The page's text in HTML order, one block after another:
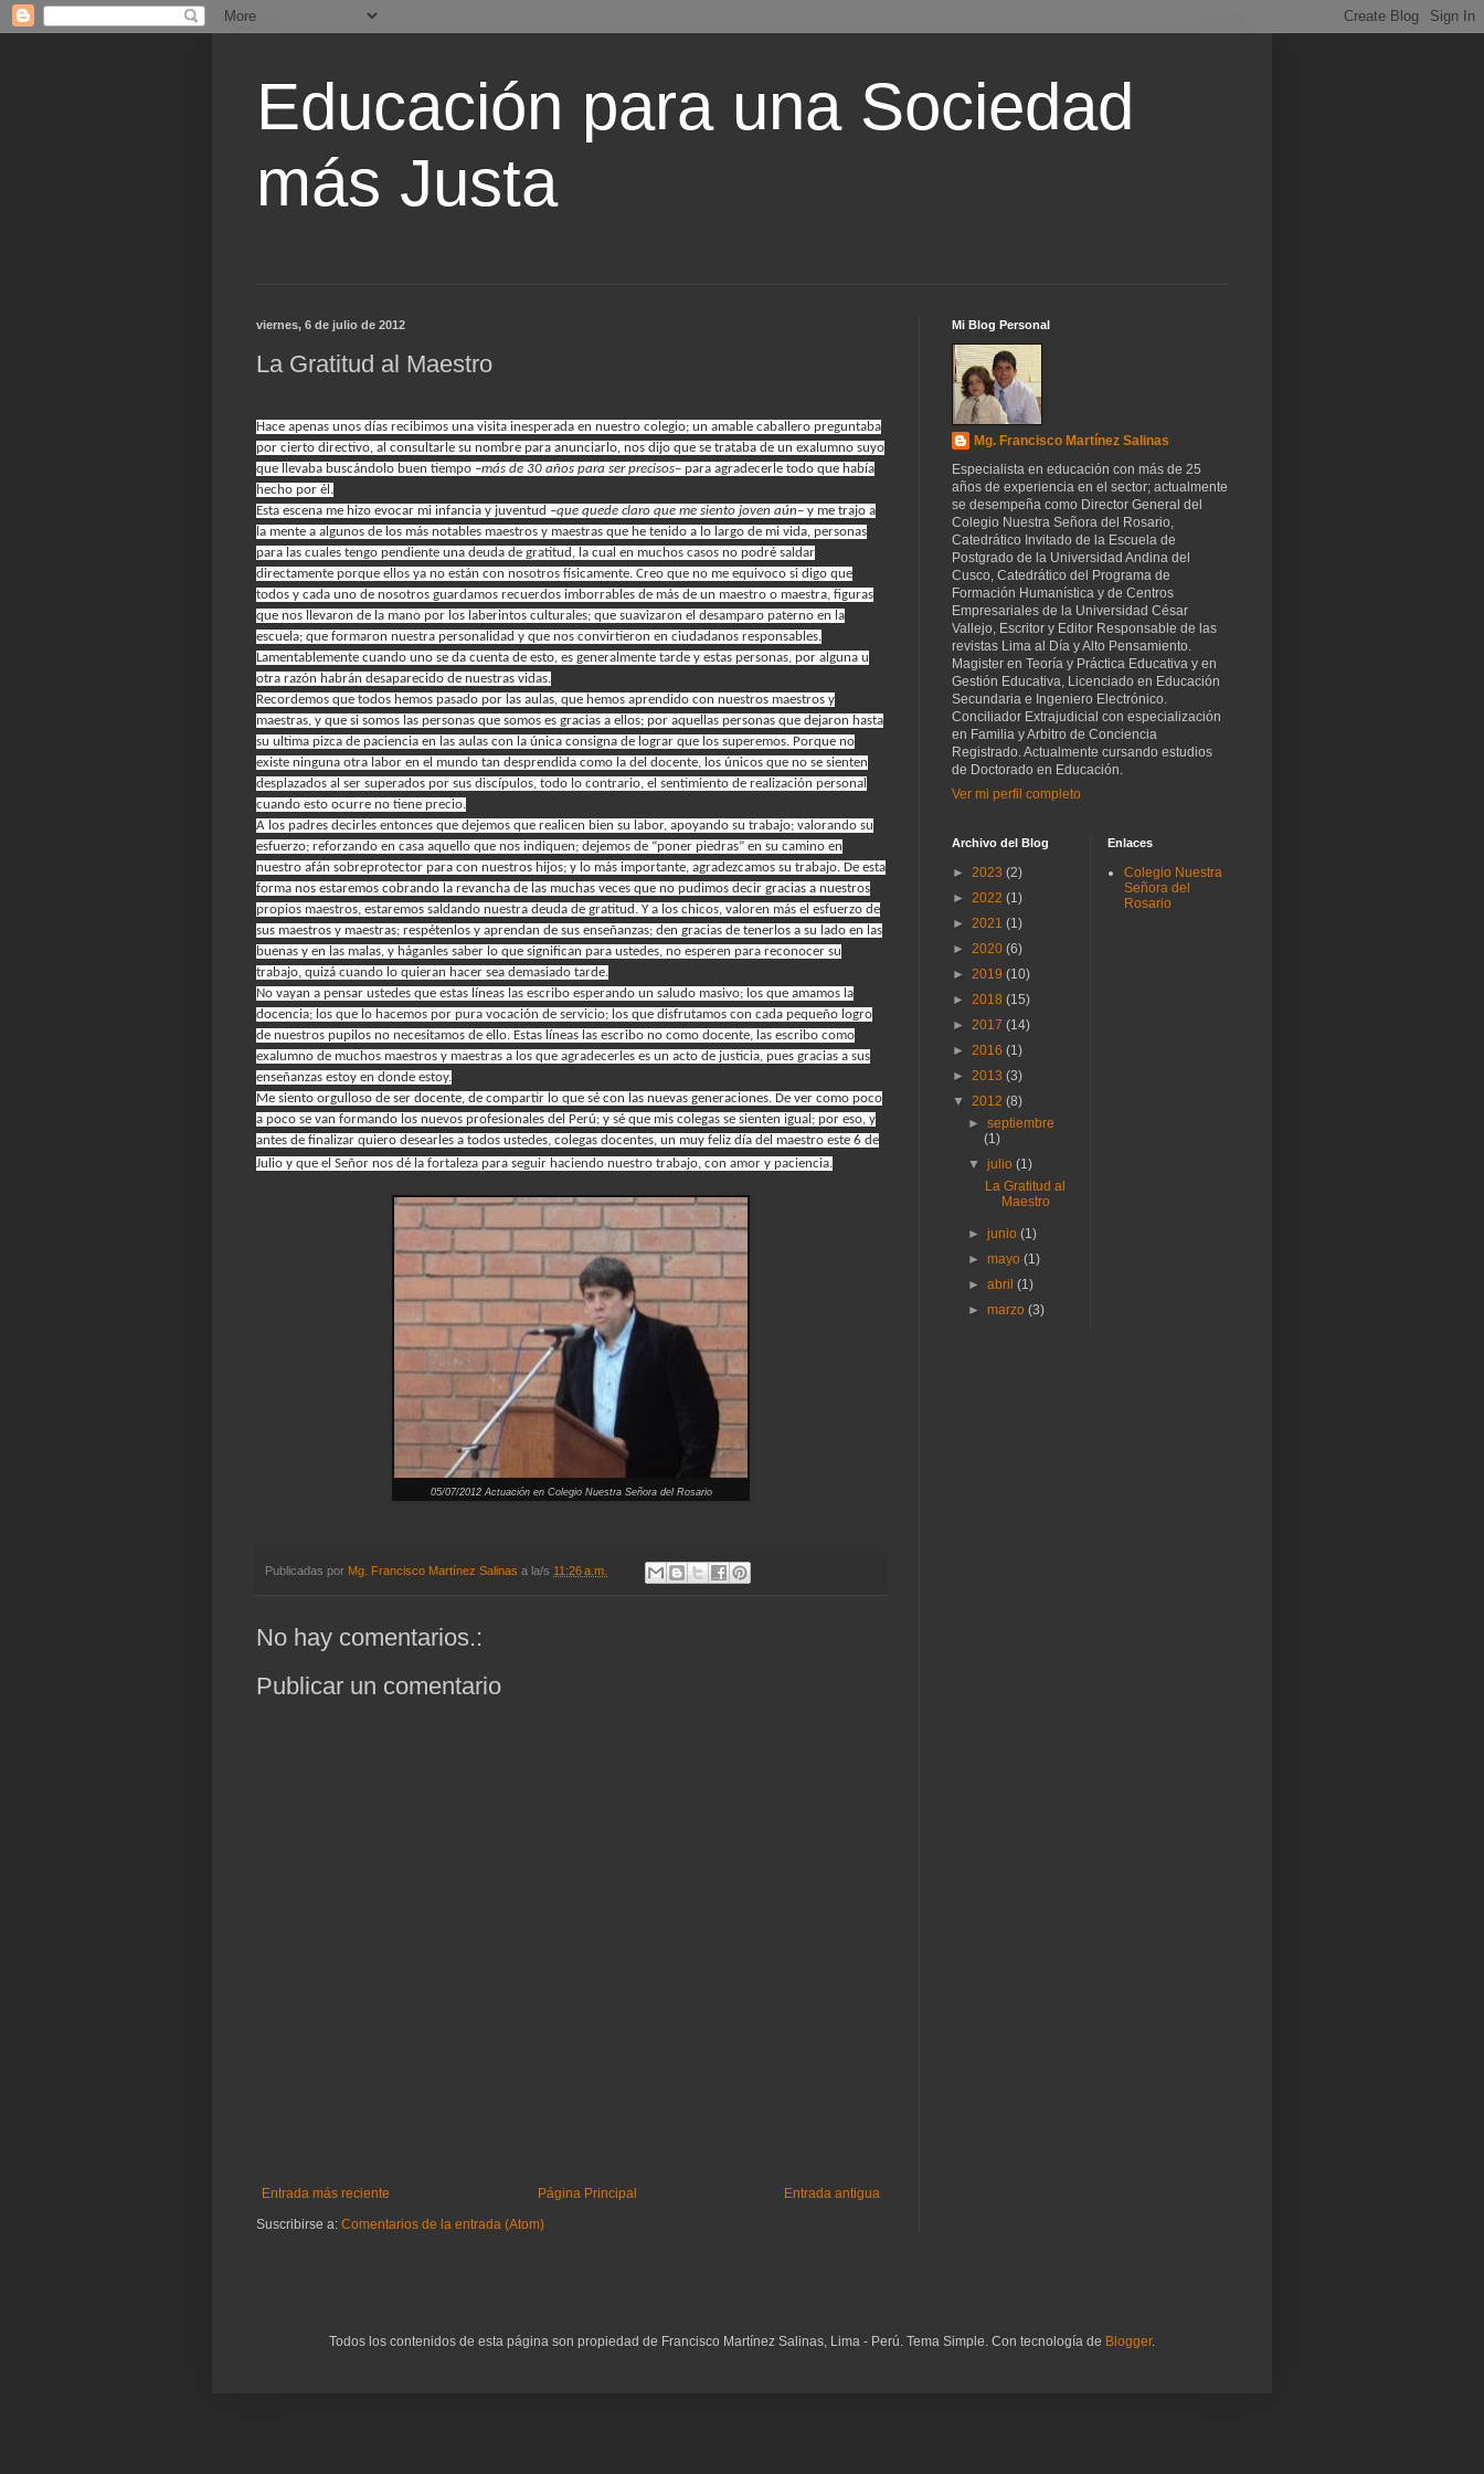
Educación para una Sociedad
más Justa
viernes, 6 de julio de 2012
La Gratitud al Maestro
Hace apenas unos días recibimos una visita inesperada en nuestro colegio; un amable caballero preguntaba
por cierto directivo, al consultarle su nombre para anunciarlo, nos dijo que se trataba de un exalumno suyo
que llevaba buscándolo buen tiempo –más de 30 años para ser precisos– para agradecerle todo que había
hecho por él.
Esta escena me hizo evocar mi infancia y juventud –que quede claro que me siento joven aún– y me trajo a
la mente a algunos de los más notables maestros y maestras que he tenido a lo largo de mi vida, personas
para las cuales tengo pendiente una deuda de gratitud, la cual en muchos casos no podré saldar
directamente porque ellos ya no están con nosotros físicamente. Creo que no me equivoco si digo que
todos y cada uno de nosotros guardamos recuerdos imborrables de más de un maestro o maestra, figuras
que nos llevaron de la mano por los laberintos culturales; que suavizaron el desamparo paterno en la
escuela; que formaron nuestra personalidad y que nos convirtieron en ciudadanos responsables.
Lamentablemente cuando uno se da cuenta de esto, es generalmente tarde y estas personas, por alguna u
otra razón habrán desaparecido de nuestras vidas.
Recordemos que todos hemos pasado por las aulas, que hemos aprendido con nuestros maestros y
maestras, y que si somos las personas que somos es gracias a ellos; por aquellas personas que dejaron hasta
su ultima pizca de paciencia en las aulas con la única consigna de lograr que los superemos. Porque no
existe ninguna otra labor en el mundo tan desprendida como la del docente, los únicos que no se sienten
desplazados al ser superados por sus discípulos, todo lo contrario, el sentimiento de realización personal
cuando esto ocurre no tiene precio.
A los padres decirles entonces que dejemos que realicen bien su labor, apoyando su trabajo; valorando su
esfuerzo; reforzando en casa aquello que nos indiquen; dejemos de “poner piedras” en su camino en
nuestro afán sobreprotector para con nuestros hijos; y lo más importante, agradezcamos su trabajo. De esta
forma nos estaremos cobrando la revancha de las muchas veces que no pudimos decir gracias a nuestros
propios maestros, estaremos saldando nuestra deuda de gratitud. Y a los chicos, valoren más el esfuerzo de
sus maestros y maestras; respétenlos y aprendan de sus enseñanzas; den gracias de tenerlos a su lado en las
buenas y en las malas, y háganles saber lo que significan para ustedes, no esperen para reconocer su
trabajo, quizá cuando lo quieran hacer sea demasiado tarde.
No vayan a pensar ustedes que estas líneas las escribo esperando un saludo masivo; los que amamos la
docencia; los que lo hacemos por pura vocación de servicio; los que disfrutamos con cada pequeño logro
de nuestros pupilos no necesitamos de ello. Estas líneas las escribo no como docente, las escribo como
exalumno de muchos maestros y maestras a los que agradecerles es un acto de justicia, pues gracias a sus
enseñanzas estoy en donde estoy.
Me siento orgulloso de ser docente, de compartir lo que sé con las nuevas generaciones. De ver como poco
a poco se van formando los nuevos profesionales del Perú; y sé que mis colegas se sienten igual; por eso, y
antes de finalizar quiero desearles a todos ustedes, colegas docentes, un muy feliz día del maestro este 6 de
Julio y que el Señor nos dé la fortaleza para seguir haciendo nuestro trabajo, con amor y paciencia.
05/07/2012 Actuación en Colegio Nuestra Señora del Rosario
Publicadas por Mg. Francisco Martínez Salinas a la/s 11:26 a.m.
No hay comentarios.:
Publicar un comentario
Entrada más reciente Entrada antigua
Página Principal
Suscribirse a: Comentarios de la entrada (Atom)
Mi Blog Personal
Mg. Francisco Martínez Salinas
Especialista en educación con más de 25
años de experiencia en el sector; actualmente
se desempeña como Director General del
Colegio Nuestra Señora del Rosario,
Catedrático Invitado de la Escuela de
Postgrado de la Universidad Andina del
Cusco, Catedrático del Programa de
Formación Humanística y de Centros
Empresariales de la Universidad César
Vallejo, Escritor y Editor Responsable de las
revistas Lima al Día y Alto Pensamiento.
Magister en Teoría y Práctica Educativa y en
Gestión Educativa, Licenciado en Educación
Secundaria e Ingeniero Electrónico.
Conciliador Extrajudicial con especialización
en Familia y Arbitro de Conciencia
Registrado. Actualmente cursando estudios
de Doctorado en Educación.
Ver mi perfil completo
Archivo del Blog
► 2023 (2)
► 2022 (1)
► 2021 (1)
► 2020 (6)
► 2019 (10)
► 2018 (15)
► 2017 (14)
► 2016 (1)
► 2013 (3)
▼ 2012 (8)
►septiembre
(1)
▼julio(1)
La Gratitud al
Maestro
►junio(1)
►mayo(1)
►abril(1)
►marzo(3)
Enlaces
Colegio Nuestra
Señora del
Rosario
Todos los contenidos de esta página son propiedad de Francisco Martínez Salinas, Lima - Perú. Tema Simple. Con tecnología de Blogger.